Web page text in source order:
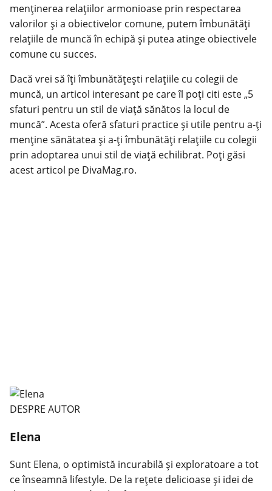
menținerea relațiilor armonioase prin respectarea
valorilor și a obiectivelor comune, putem îmbunătăți
relațiile de muncă în echipă și putea atinge obiectivele
comune cu succes.
Dacă vrei să îți îmbunătățești relațiile cu colegii de
muncă, un articol interesant pe care îl poți citi este „5
sfaturi pentru un stil deviață sănătos la locul de
muncă”. Acesta oferă sfaturi practice și utile pentru a-ți
menține sănătatea și a-ți îmbunătăți relațiile cu colegii
prin adoptarea unui stil de viață echilibrat. Poți găsi
acest articol pe DivaMag.ro.
DESPRE AUTOR
Elena
Sunt Elena, o optimistă incurabilă și exploratoare a tot
ce înseamnă lifestyle. De la rețete delicioase și idei de